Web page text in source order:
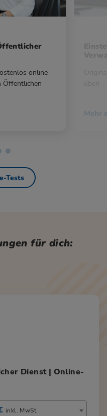
online
Öffentlichen
Mehr
Tests
für dich:
Dienst | Online-
inkl. MwSt.